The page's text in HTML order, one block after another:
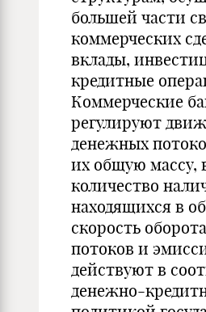
большей части
коммерческих
вклады,
кредитные
Коммерческие
регулируют
денежных
их общую массу,
количество
находящихся в
скорость
потоков и
действуют в
денежно-